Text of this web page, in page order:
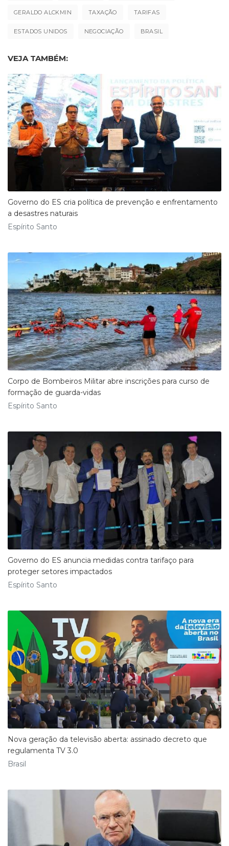
GERALDO ALCKMIN TAXAÇÃO TARIFAS
ESTADOS UNIDOS NEGOCIAÇÃO BRASIL
VEJA TAMBÉM:
Governo do ES cria política de prevenção e enfrentamento
a desastres naturais
Espírito Santo
Corpo de Bombeiros Militar abre inscrições para curso de
formação de guarda-vidas
Espírito Santo
Governo do ES anuncia medidas contra tarifaço para
proteger setores impactados
Espírito Santo
Nova geração da televisão aberta: assinado decreto que
regulamenta TV 3.0
Brasil